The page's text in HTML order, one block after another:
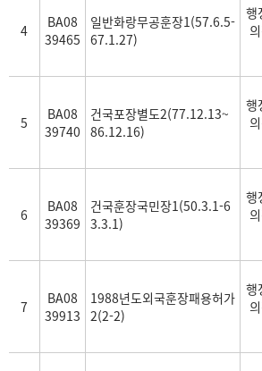
4
BA08
39465
일반화랑무공훈장1(57.6.5-
67.1.27)
행
5
BA08
39740
건국포장별도2(77.12.13~
86.12.16)
행
6
BA08
39369
건국훈장국민장1(50.3.1-6
3.3.1)
행
7
BA08
39913
1988년도외국훈장패용허가
2(2-2)
행